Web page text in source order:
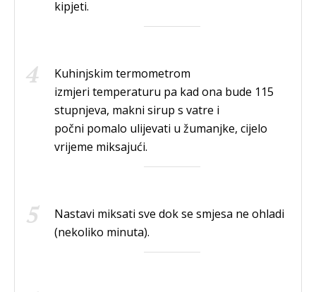
kipjeti.
Kuhinjskim termometrom
izmjeri temperaturu pa kad ona bude 115
stupnjeva, makni sirup s vatre i
počni pomalo ulijevati u žumanjke, cijelo
vrijeme miksajući.
Nastavi miksati sve dok se smjesa ne ohladi
(nekoliko minuta).